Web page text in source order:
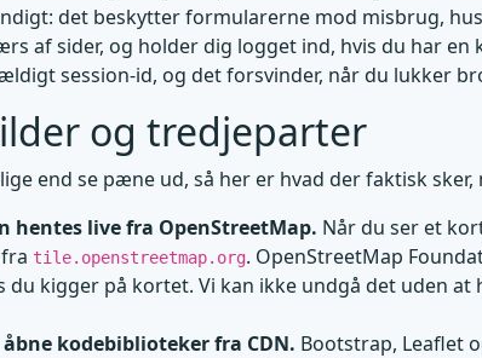
det beskytter formularerne mod misbrug,
af sider, og holder dig logget ind, hvis du har en
session-id, og det forsvinder, når du lukker
og tredjeparter
end se pæne ud, så her er hvad der faktisk sker,
hentes live fra OpenStreetMap. Når du ser et
tile.openstreetmap.org. OpenStreetMap
du kigger på kortet. Vi kan ikke undgå det uden at
kodebiblioteker fra CDN. Bootstrap, Leaflet